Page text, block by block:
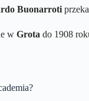
Buonarroti
w Grota do 1908